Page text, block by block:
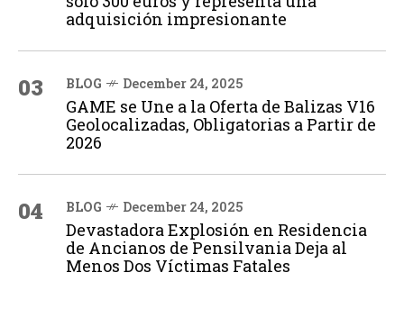
adquisición impresionante
03 BLOG December 24, 2025
GAME se Une a la Oferta de Balizas V16
Geolocalizadas, Obligatorias a Partir de
2026
04 BLOG December 24, 2025
Devastadora Explosión en Residencia
de Ancianos de Pensilvania Deja al
Menos Dos Víctimas Fatales